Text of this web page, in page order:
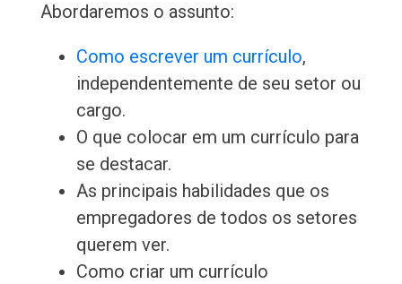
Abordaremos o assunto:
Como escrever um currículo,
independentemente de seu setor ou
cargo.
O que colocar em um currículo para
se destacar.
As principais habilidades que os
empregadores de todos os setores
querem ver.
Como criar um currículo